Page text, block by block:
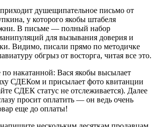
душещипательное письмо от
у которого якобы штабеля
В письме — полный набор
для вызывания доверия и
Видимо, писали прямо по методичке
обгрыз от восторга, читая все это.
накатанной: Вася якобы высылает
СДЕКом и присылает фото квитанции
СДЕК статус не отслеживается). Далее
просит оплатить — он ведь очень
еще до оплаты!